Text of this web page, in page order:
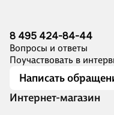
8 495 424-84-44
Вопросы и ответы
Поучаствовать в
Написать
Интернет-магазин